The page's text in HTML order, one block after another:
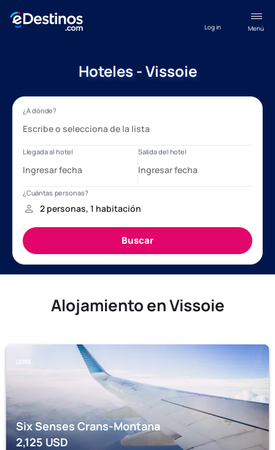
Menú
Log in
Hoteles - Vissoie
Alojamiento en Vissoie
LENS
Six Senses Crans-Montana
2,125 USD